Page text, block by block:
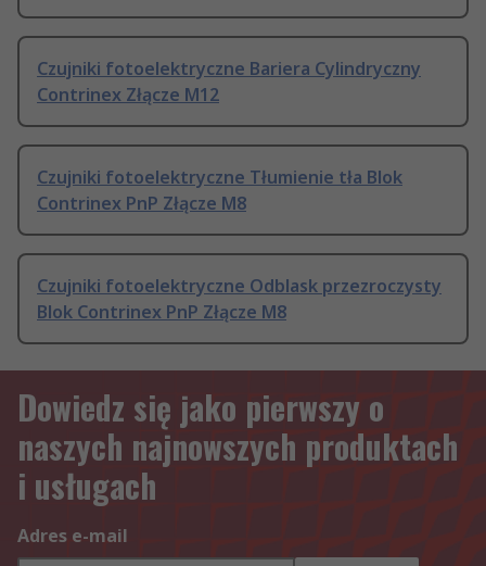
Czujniki fotoelektryczne Bariera Cylindryczny
Contrinex Złącze M12
Czujniki fotoelektryczne Tłumienie tła Blok
Contrinex PnP Złącze M8
Czujniki fotoelektryczne Odblask przezroczysty
Blok Contrinex PnP Złącze M8
Dowiedz się jako pierwszy o
naszych najnowszych produktach
i usługach
Adres e-mail